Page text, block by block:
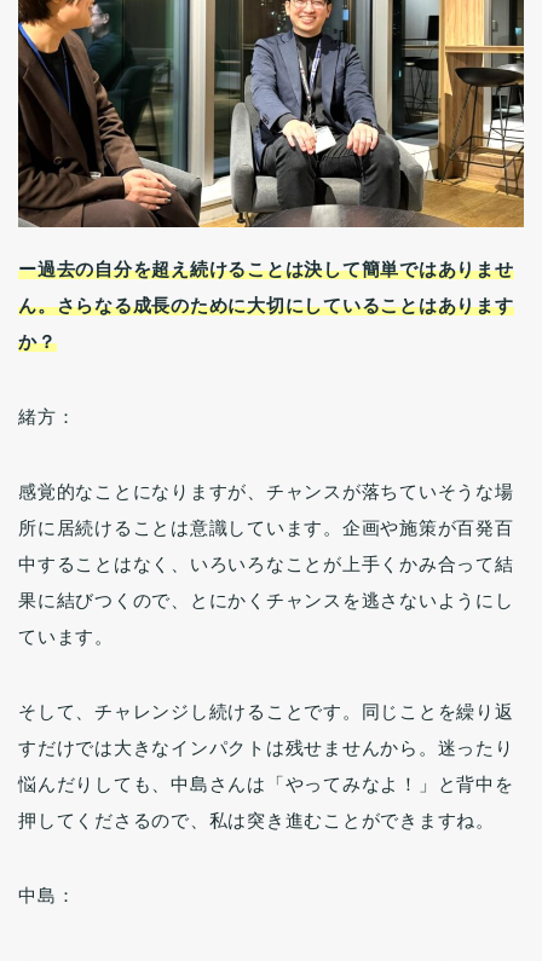
ー過去の自分を超え続けることは決して簡単ではありませ
ん。さらなる成長のために大切にしていることはあります
か？
緒方：
感覚的なことになりますが、チャンスが落ちていそうな場
所に居続けることは意識しています。企画や施策が百発百
中することはなく、いろいろなことが上手くかみ合って結
果に結びつくので、とにかくチャンスを逃さないようにし
ています。
そして、チャレンジし続けることです。同じことを繰り返
すだけでは大きなインパクトは残せませんから。迷ったり
悩んだりしても、中島さんは「やってみなよ！」と背中を
押してくださるので、私は突き進むことができますね。
中島：